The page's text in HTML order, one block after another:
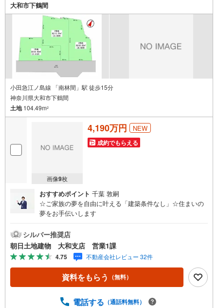
大和市下鶴間
小田急江ノ島線 「南林間」駅 徒歩15分
神奈川県大和市下鶴間
土地104.49m2
画像9枚
4,190万円 NEW
成約でもらえる
おすすめポイント 千葉 敦嗣
☆ご家族の夢を自由に叶える「建築条件なし」☆住まいの
夢をお手伝いします
シルバー推奨店
朝日土地建物 大和支店 営業1課
4.75 不動産会社レビュー 32件
資料をもらう （無料）
電話する （通話料無料）